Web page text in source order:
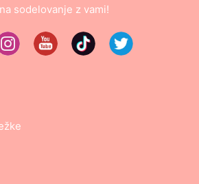
sodelovanje z vami!